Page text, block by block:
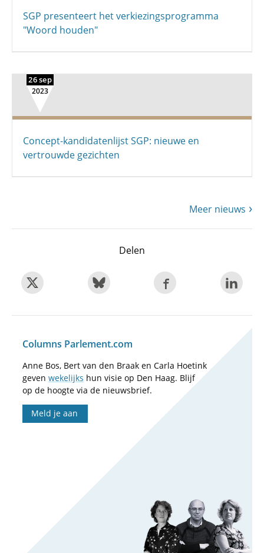
SGP presenteert het verkiezingsprogramma
"Woord houden"
26 sep
2023
Concept-kandidatenlijst SGP: nieuwe en
vertrouwde gezichten
Meer nieuws
Delen
Columns Parlement.com
Anne Bos, Bert van den Braak en Carla Hoetink
geven wekelijks hun visie op Den Haag. Blijf
op de hoogte via de nieuwsbrief.
Meld je aan